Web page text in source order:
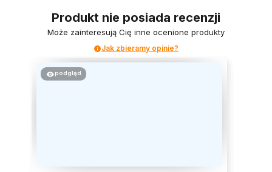
Produkt nie posiada recenzji
Może zainteresują Cię inne ocenione produkty
Jak zbieramy opinie?
podgląd